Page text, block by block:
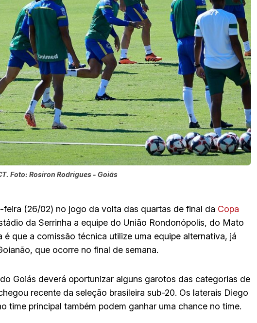
Foto: Rosiron Rodrigues - Goiás
feira (26/02) no jogo da volta das quartas de final da Copa
da Serrinha a equipe do União Rondonópolis, do Mato
é que a comissão técnica utilize uma equipe alternativa, já
que ocorre no final de semana.
Goiás deverá oportunizar alguns garotos das categorias de
recente da seleção brasileira sub-20. Os laterais Diego
time principal também podem ganhar uma chance no time.